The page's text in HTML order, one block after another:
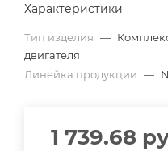
Характеристики
Тип изделия —
двигателя
Линейка продукции —
1 739.68